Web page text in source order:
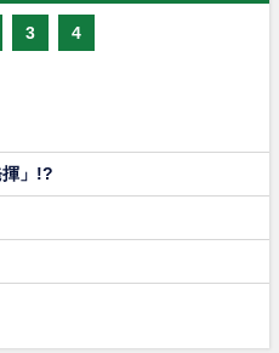
3 4
」!?